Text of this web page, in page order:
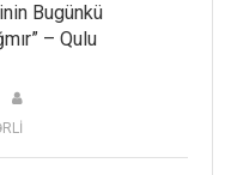
Bugünkü
– Qulu